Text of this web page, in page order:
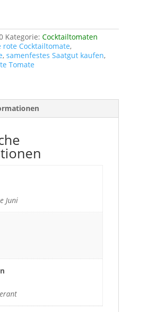
Kategorie: Cocktailtomaten
rote Cocktailtomate,
, samenfestes Saatgut kaufen,
Tomate
Juni